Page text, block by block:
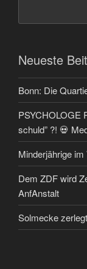
Neueste
Bonn: Die
PSYCHOLOGE
schuld” ?! 💀
Minderjährige
Dem ZDF wird
AnfAnstalt
Solmecke